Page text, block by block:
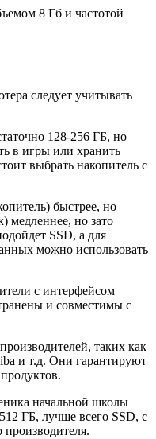
8 Гб и частотой
следует учитывать
128-256 ГБ, но
в игры или хранить
выбрать накопитель с
быстрее, но
медленнее, но зато
SSD, а для
можно использовать
с интерфейсом
и совместимы с
таких как
и т.д. Они гарантируют
начальной школы
ГБ, лучше всего SSD, с